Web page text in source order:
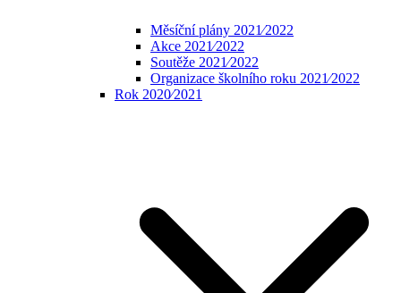
Měsíční plány 2021⁄2022
Akce 2021⁄2022
Soutěže 2021⁄2022
Organizace školního roku 2021⁄2022
Rok 2020⁄2021